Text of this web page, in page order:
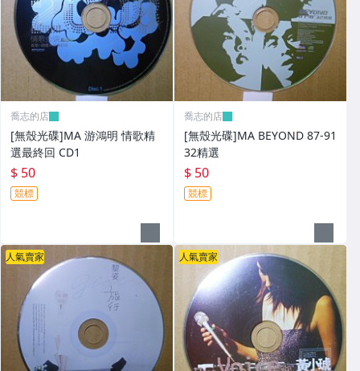
喬志的店
[無殼光碟]MA 游鴻明 情歌精
選最終回 CD1
$ 50
競標
喬志的店
[無殼光碟]MA BEYOND 87-91
32精選
$ 50
競標
人氣賣家 人氣賣家